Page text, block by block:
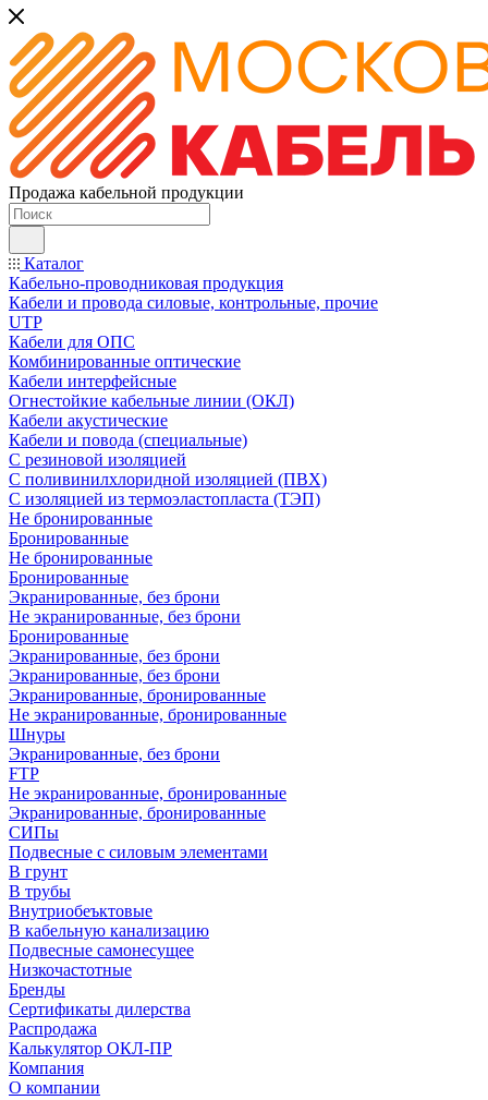
Продажа кабельной продукции
Каталог
Кабельно-проводниковая продукция
Кабели и провода силовые, контрольные, прочие
UTP
Кабели для ОПС
Комбинированные оптические
Кабели интерфейсные
Огнестойкие кабельные линии (ОКЛ)
Кабели акустические
Кабели и повода (специальные)
С резиновой изоляцией
С поливинилхлоридной изоляцией (ПВХ)
С изоляцией из термоэластопласта (ТЭП)
Не бронированные
Бронированные
Не бронированные
Бронированные
Экранированные, без брони
Не экранированные, без брони
Бронированные
Экранированные, без брони
Экранированные, без брони
Экранированные, бронированные
Не экранированные, бронированные
Шнуры
Экранированные, без брони
FTP
Не экранированные, бронированные
Экранированные, бронированные
СИПы
Подвесные с силовым элементами
В грунт
В трубы
Внутриобеъктовые
В кабельную канализацию
Подвесные самонесущее
Низкочастотные
Бренды
Сертификаты дилерства
Распродажа
Калькулятор ОКЛ-ПР
Компания
О компании